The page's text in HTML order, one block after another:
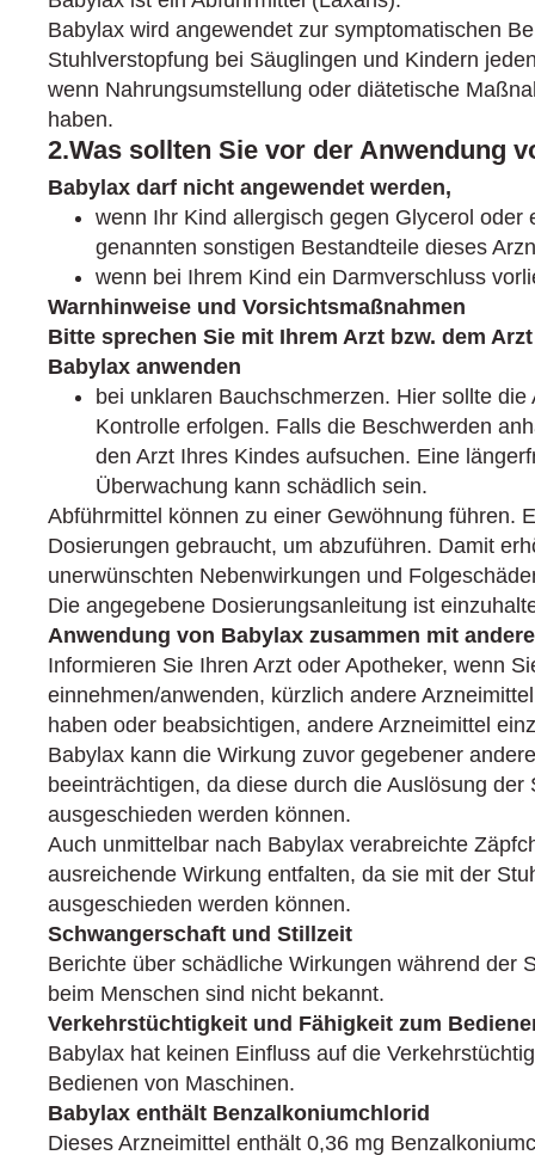
Babylax wird angewendet zur symptomatischen
Stuhlverstopfung bei Säuglingen und Kindern
wenn Nahrungsumstellung oder diätetische
haben.
2.Was sollten Sie vor der Anwendung
Babylax darf nicht angewendet werden,
wenn Ihr Kind allergisch gegen Glycerol oder
genannten sonstigen Bestandteile dieses
wenn bei Ihrem Kind ein Darmverschluss
Warnhinweise und Vorsichtsmaßnahmen
Bitte sprechen Sie mit Ihrem Arzt bzw. dem
Babylax anwenden
bei unklaren Bauchschmerzen. Hier sollte
Kontrolle erfolgen. Falls die Beschwerden
den Arzt Ihres Kindes aufsuchen. Eine
Überwachung kann schädlich sein.
Abführmittel können zu einer Gewöhnung führen.
Dosierungen gebraucht, um abzuführen. Damit
unerwünschten Nebenwirkungen und
Die angegebene Dosierungsanleitung ist
Anwendung von Babylax zusammen mit
Informieren Sie Ihren Arzt oder Apotheker, wenn
einnehmen/anwenden, kürzlich andere
haben oder beabsichtigen, andere Arzneimittel
Babylax kann die Wirkung zuvor gegebener
beeinträchtigen, da diese durch die Auslösung
ausgeschieden werden können.
Auch unmittelbar nach Babylax verabreichte
ausreichende Wirkung entfalten, da sie mit der
ausgeschieden werden können.
Schwangerschaft und Stillzeit
Berichte über schädliche Wirkungen während der
beim Menschen sind nicht bekannt.
Verkehrstüchtigkeit und Fähigkeit zum
Babylax hat keinen Einfluss auf die
Bedienen von Maschinen.
Babylax enthält Benzalkoniumchlorid
Dieses Arzneimittel enthält 0,36 mg